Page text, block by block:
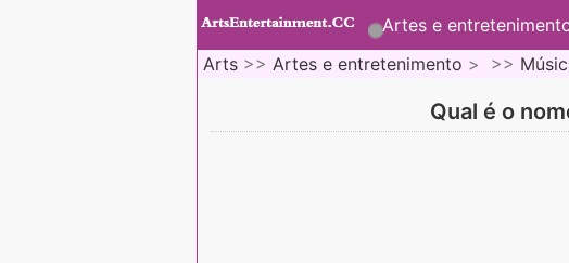
Artes e
Arts >> Artes e entretenimento > >>
Qual é o